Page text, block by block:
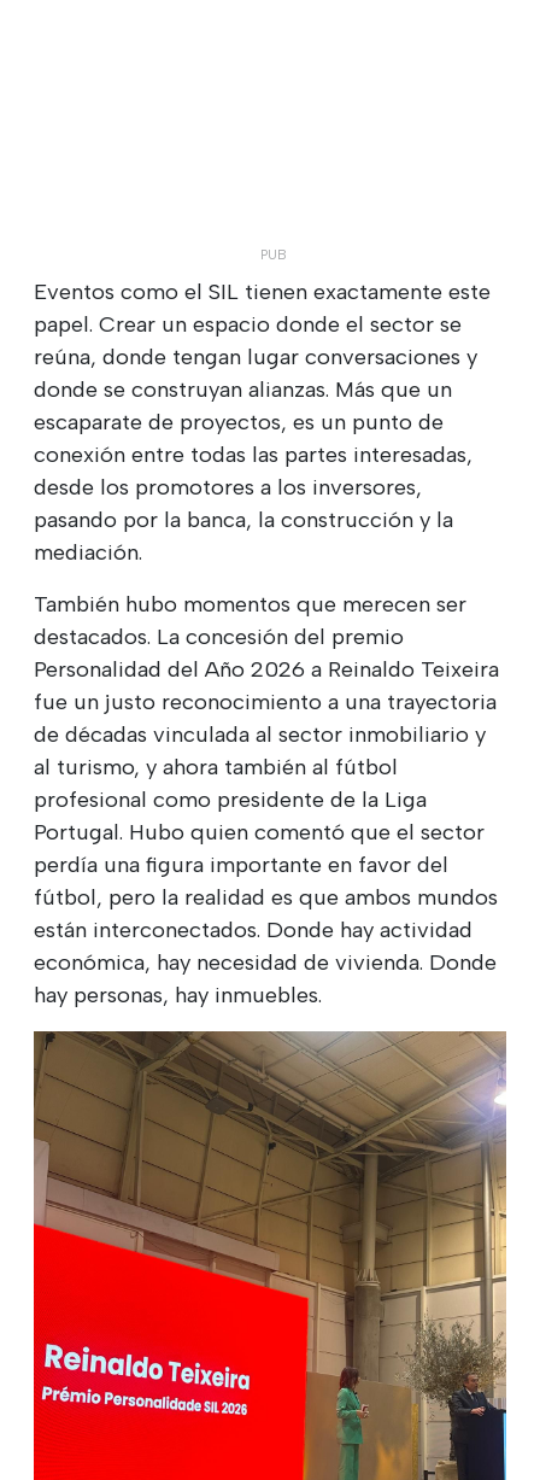
Eventos como el SIL tienen exactamente este
papel. Crear un espacio donde el sector se
reúna, donde tengan lugar conversaciones y
donde se construyan alianzas. Más que un
escaparate de proyectos, es un punto de
conexión entre todas las partes interesadas,
desde los promotores a los inversores,
pasando por la banca, la construcción y la
mediación.
También hubo momentos que merecen ser
destacados. La concesión del premio
Personalidad del Año 2026 a Reinaldo Teixeira
fue un justo reconocimiento a una trayectoria
de décadas vinculada al sector inmobiliario y
al turismo, y ahora también al fútbol
profesional como presidente de la Liga
Portugal. Hubo quien comentó que el sector
perdía una figura importante en favor del
fútbol, pero la realidad es que ambos mundos
están interconectados. Donde hay actividad
económica, hay necesidad de vivienda. Donde
hay personas, hay inmuebles.